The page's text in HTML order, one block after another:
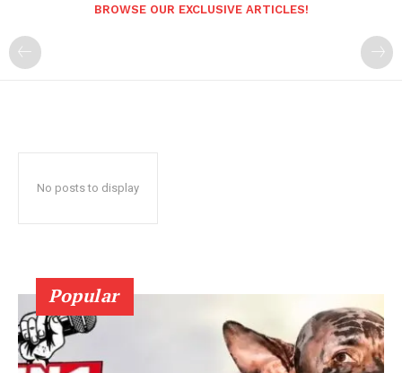
BROWSE OUR EXCLUSIVE ARTICLES!
No posts to display
Popular